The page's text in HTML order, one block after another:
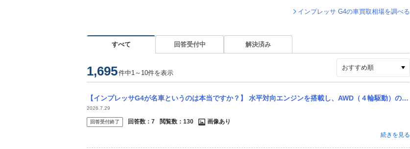
インプレッサ G4の車買取相場を調べる
すべて 回答受付中 解決済み
1,695件中1～10件を表示
【インプレッサG4が名車というのは本当ですか？】 水平対向エンジンを搭載し、AWD（４輪駆動）のスバル・インプレッサG４を「希少車」、「名車」という車好きがおります。 既に生産を中止しており、...
2026.7.29
回答受付終了 回答数： 7 閲覧数： 130
画像あり
続きを見る